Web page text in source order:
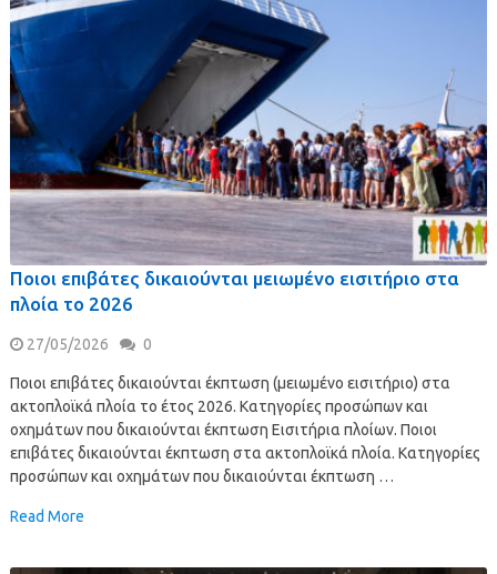
Ποιοι επιβάτες δικαιούνται μειωμένο εισιτήριο στα
πλοία το 2026
27/05/2026 0
Ποιοι επιβάτες δικαιούνται έκπτωση (μειωμένο εισιτήριο) στα
ακτοπλοϊκά πλοία το έτος 2026. Κατηγορίες προσώπων και
οχημάτων που δικαιούνται έκπτωση Εισιτήρια πλοίων. Ποιοι
επιβάτες δικαιούνται έκπτωση στα ακτοπλοϊκά πλοία. Κατηγορίες
προσώπων και οχημάτων που δικαιούνται έκπτωση …
Read More